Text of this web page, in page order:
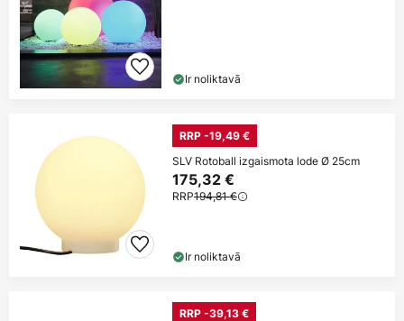
Ir noliktavā
RRP -19,49 €
SLV Rotoball izgaismota lode Ø 25cm
175,32 €
RRP194,81 €
Ir noliktavā
RRP -39,13 €